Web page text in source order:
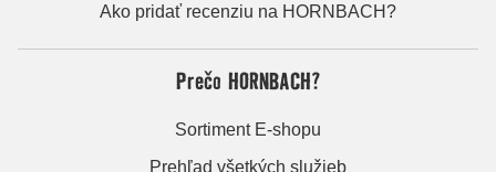
Ako pridať recenziu na HORNBACH?
Prečo HORNBACH?
Sortiment E-shopu
Prehľad všetkých služieb